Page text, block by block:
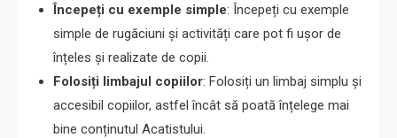
Începeți cu exemple simple: Începeți cu exemple
simple de rugăciuni și activități care pot fi ușor de
înțeles și realizate de copii.
Folosiți limbajul copiilor: Folosiți un limbaj simplu și
accesibil copiilor, astfel încât să poată înțelege mai
bine conținutul Acatistului.